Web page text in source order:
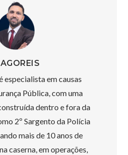
especialista em causas
Pública, com uma
dentro e fora da
2º Sargento da Polícia
mais de 10 anos de
caserna, em operações,